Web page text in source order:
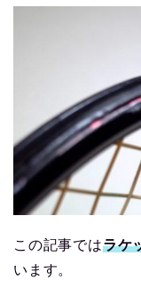
この記事ではラケ
います。